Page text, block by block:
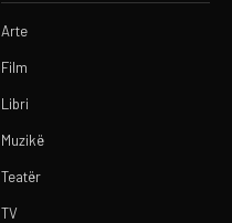
Arte
Film
Libri
Muzikë
Teatër
TV